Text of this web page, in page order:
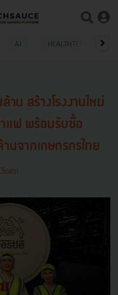
AI HEALTHTECH
น สร้างโรงงานใหม่
แฟ พร้อมรับซื้อ
จากเกษตรกรไทย